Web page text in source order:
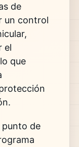
de
un control
el
que
punto de